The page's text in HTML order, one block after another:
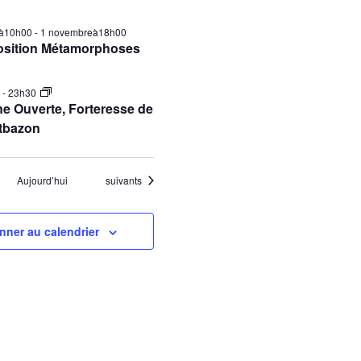
Métamorphoses
- 1 novembreà18h00
Ouverte, Forteresse de
-23h30
Aujourd’hui Évènements
suivants
au calendrier